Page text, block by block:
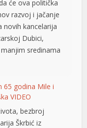
će ova politička
razvoj i jačanje
novih kancelarija
Dubici,
sredinama
65 godina Mile i
VIDEO
bezbroj
Škrbić iz